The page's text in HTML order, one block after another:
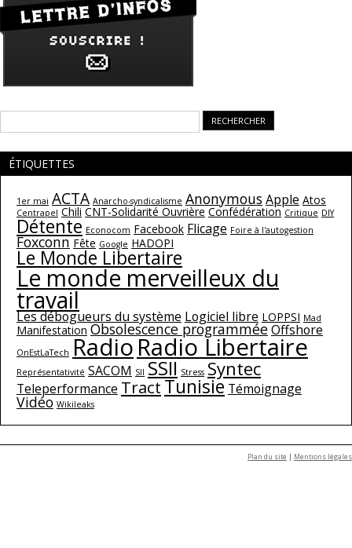
ÉTIQUETTES
1er mai ACTA Anarcho-syndicalisme AnonymousApple Atos
Centrapel Chili CNT-Solidarité Ouvrière Confédération Critique DIY
Détente Econocom Facebook Flicage Foire à l'autogestion
Foxconn Fête Google HADOPI
Le Monde Libertaire
Le monde merveilleux du
travail
Les débogueurs du système Logiciel libre LOPPSI Mad
Manifestation Obsolescence programméeOffshore
OnEstLaTech RadioRadio Libertaire
Représentativité SACOM SII SSII Stress Syntec
Teleperformance TractTunisie Témoignage
Vidéo Wikileaks
Plan du site | Mentions légales